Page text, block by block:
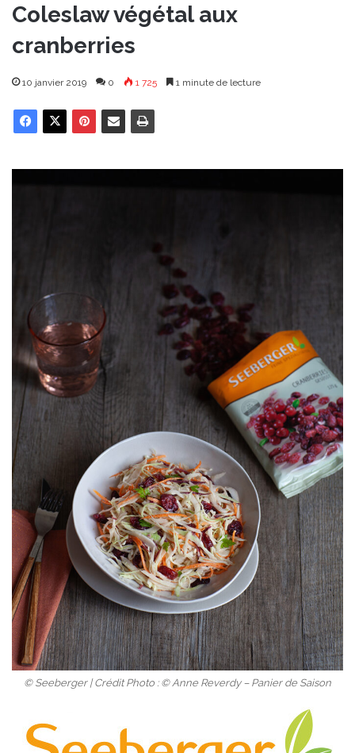
Coleslaw végétal aux
cranberries
10 janvier 2019 0 1 725 1 minute de lecture
© Seeberger | Crédit Photo : © Anne Reverdy – Panier de Saison